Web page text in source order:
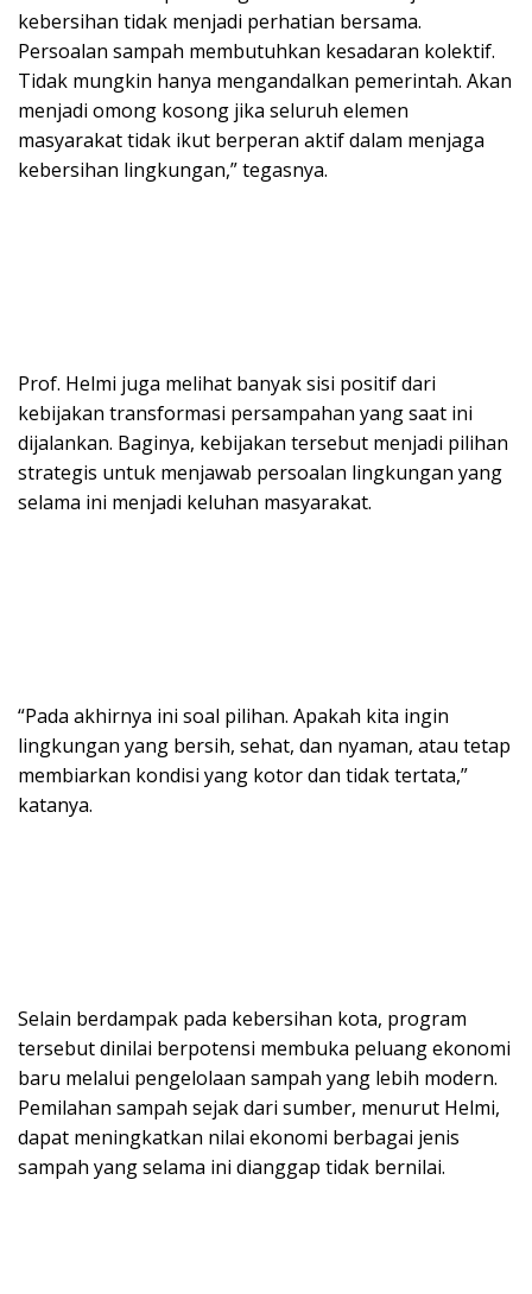
kebersihan tidak menjadi perhatian bersama.
Persoalan sampah membutuhkan kesadaran kolektif.
Tidak mungkin hanya mengandalkan pemerintah. Akan
menjadi omong kosong jika seluruh elemen
masyarakat tidak ikut berperan aktif dalam menjaga
kebersihan lingkungan,” tegasnya.
Prof. Helmi juga melihat banyak sisi positif dari
kebijakan transformasi persampahan yang saat ini
dijalankan. Baginya, kebijakan tersebut menjadi pilihan
strategis untuk menjawab persoalan lingkungan yang
selama ini menjadi keluhan masyarakat.
“Pada akhirnya ini soal pilihan. Apakah kita ingin
lingkungan yang bersih, sehat, dan nyaman, atau tetap
membiarkan kondisi yang kotor dan tidak tertata,”
katanya.
Selain berdampak pada kebersihan kota, program
tersebut dinilai berpotensi membuka peluang ekonomi
baru melalui pengelolaan sampah yang lebih modern.
Pemilahan sampah sejak dari sumber, menurut Helmi,
dapat meningkatkan nilai ekonomi berbagai jenis
sampah yang selama ini dianggap tidak bernilai.